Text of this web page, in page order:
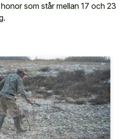
som står mellan 17 och 23